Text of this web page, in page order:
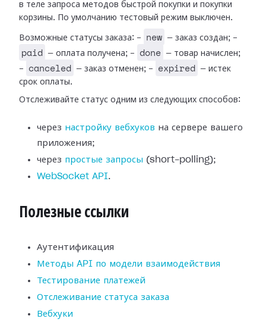
в теле запроса методов быстрой покупки и покупки
корзины. По умолчанию тестовый режим выключен.
Возможные статусы заказа: - new — заказ создан; -
paid — оплата получена; - done — товар начислен;
-
canceled — заказ отменен; - expired — истек
срок оплаты.
Отслеживайте статус одним из следующих способов:
через настройку вебхуков на сервере вашего
приложения;
через простые запросы (short-polling);
WebSocket API.
Полезные ссылки
Аутентификация
Методы API по модели взаимодействия
Тестирование платежей
Отслеживание статуса заказа
Вебхуки